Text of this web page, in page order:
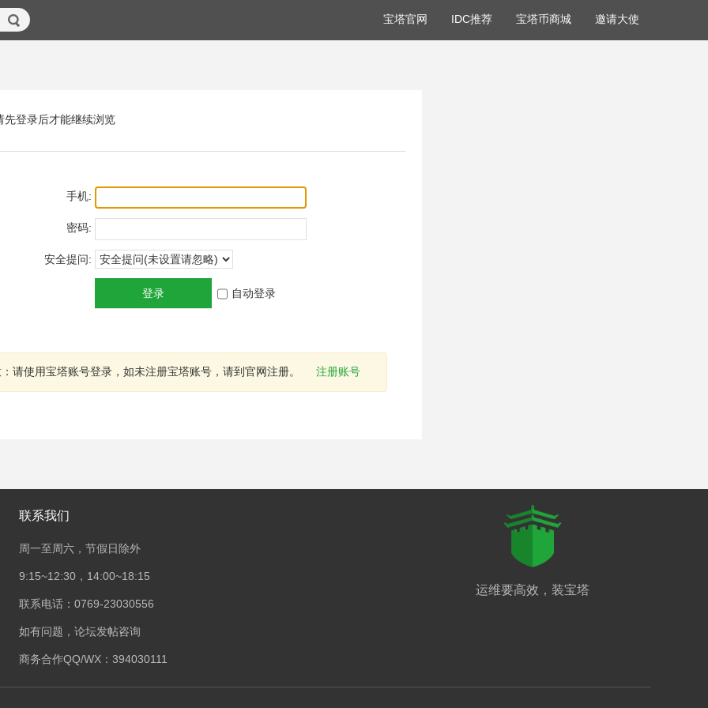
宝塔官网 IDC推荐 宝塔币商城 邀请大使
先登录后才能继续浏览
手机:
密码:
安全提问:
登录 自动登录
请使用宝塔账号登录，如未注册宝塔账号，请到官网注册。 注册账号
联系我们
周一至周六，节假日除外
9:15~12:30，14:00~18:15
联系电话：0769-23030556
如有问题，论坛发帖咨询
商务合作QQ/WX：394030111
运维要高效，装宝塔